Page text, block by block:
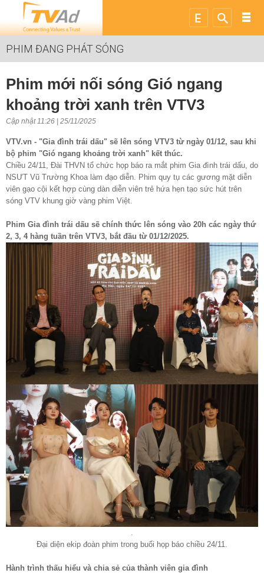
PHIM ĐANG PHÁT SÓNG
Phim mới nối sóng Gió ngang
khoảng trời xanh trên VTV3
Cập nhật 11:26 | 25/11/2025
VTV.vn - "Gia đình trái dấu" sẽ lên sóng VTV3 từ ngày 01/12, sau khi
bộ phim "Gió ngang khoảng trời xanh" kết thúc.
Chiều 24/11, Đài THVN tổ chức họp báo ra mắt phim Gia đình trái dấu, do
NSƯT Vũ Trường Khoa làm đạo diễn. Phim quy tụ các gương mặt diễn
viên gạo cội kết hợp cùng dàn diễn viên trẻ hứa hẹn tạo sức hút trên
sóng VTV khung giờ vàng phim Việt.
Phim Gia đình trái dấu sẽ chính thức lên sóng vào 20h các ngày thứ
2, 3, 4 hàng tuần trên VTV3, bắt đầu từ 01/12/2025.
Đại diện ekip đoàn phim trong buổi họp báo chiều 24/11.
Hành trình thấu hiểu và chia sẻ của thành viên gia đình